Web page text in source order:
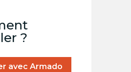
?
avec Armado